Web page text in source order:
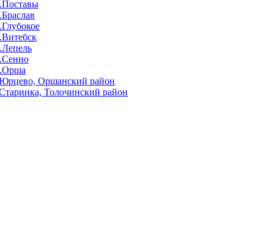
Оршанский район
Толочинский район